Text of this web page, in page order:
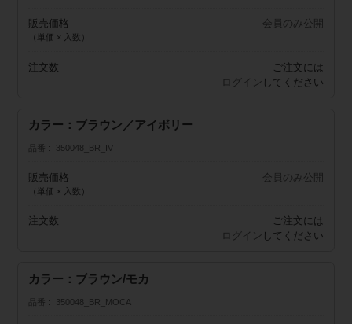
販売価格
（単価 × 入数）
会員のみ公開
注文数
ご注文には
ログイン してください
カラー：ブラウン／アイボリー
品番 350048_BR_IV
販売価格
（単価 × 入数）
会員のみ公開
注文数
ご注文には
ログイン してください
カラー：ブラウン/モカ
品番 350048_BR_MOCA